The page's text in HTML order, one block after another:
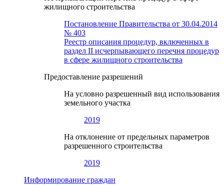
жилищного строительства
Постановление Правительства от 30.04.2014
№ 403
Реестр описания процедур, включенных в
раздел II исчерпывающего перечня процедур
в сфере жилищного строительства
Предоставление разрешений
На условно разрешенный вид использования
земельного участка
2019
На отклонение от предельных параметров
разрешенного строительства
2019
Информирование граждан